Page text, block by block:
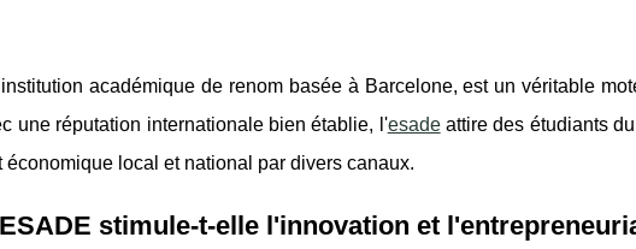
académique de renom basée à Barcelone, est un véritable
une réputation internationale bien établie, l'esadeattire des étudiants
économique local et national par divers canaux.
stimule-t-elle l'innovation et